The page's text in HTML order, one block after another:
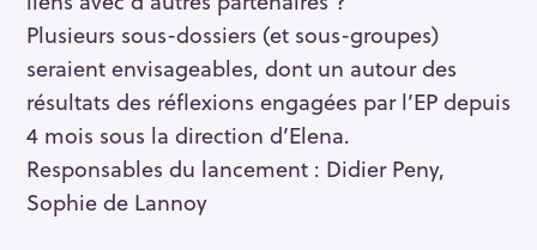
Plusieurs sous-dossiers (et sous-groupes)
seraient envisageables, dont un autour des
résultats des réflexions engagées par l’EP depuis
4 mois sous la direction d’Elena.
Responsables du lancement : Didier Peny,
Sophie de Lannoy